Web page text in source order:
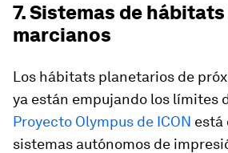
7. Sistemas de
marcianos
Los hábitats planetarios de
ya están empujando los límites
Proyecto Olympus de ICON está
sistemas autónomos de